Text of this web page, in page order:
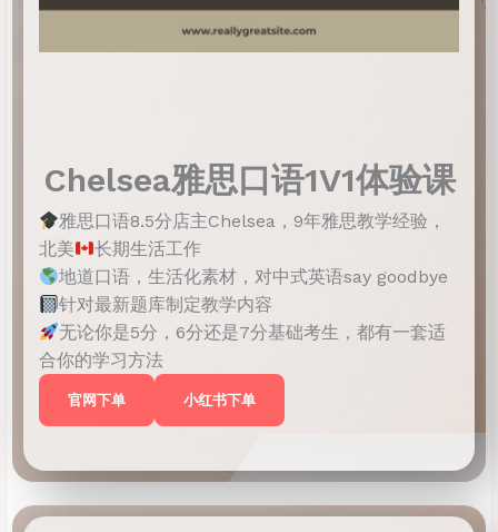
Chelsea雅思口语1V1体验课
雅思口语8.5分店主Chelsea，9年雅思教学经验，
北美
长期生活工作
地道口语，生活化素材，对中式英语say goodbye
针对最新题库制定教学内容
无论你是5分，6分还是7分基础考生，都有一套适
合你的学习方法
官网下单 小红书下单